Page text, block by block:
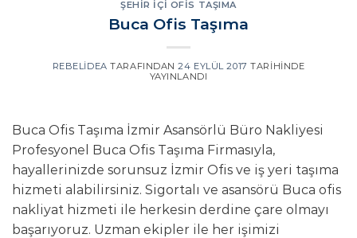
ŞEHIR İÇI OFIS TAŞIMA
Buca Ofis Taşıma
REBELIDEA TARAFINDAN 24 EYLÜL 2017 TARIHINDE
YAYINLANDI
Buca Ofis Taşıma İzmir Asansörlü Büro Nakliyesi
Profesyonel Buca Ofis Taşıma Firmasıyla,
hayallerinizde sorunsuz İzmir Ofis ve iş yeri taşıma
hizmeti alabilirsiniz. Sigortalı ve asansörü Buca ofis
nakliyat hizmeti ile herkesin derdine çare olmayı
başarıyoruz. Uzman ekipler ile her işimizi